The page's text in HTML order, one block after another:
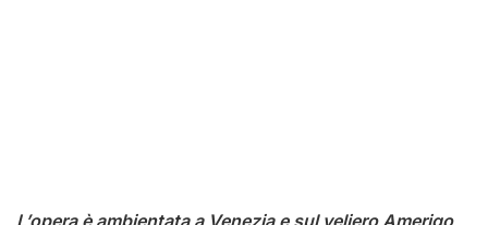
L’opera è ambientata a Venezia e sul veliero Amerigo